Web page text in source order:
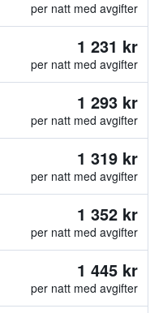
per natt med avgifter
1 231 kr
per natt med avgifter
1 293 kr
per natt med avgifter
1 319 kr
per natt med avgifter
1 352 kr
per natt med avgifter
1 445 kr
per natt med avgifter